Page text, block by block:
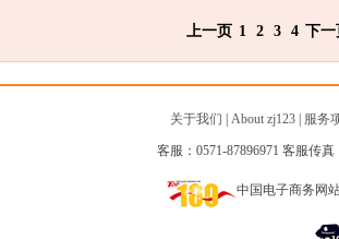
上一页 1 2 3 4 下一
关于我们 About zj123| 服务
客服：0571-87896971 客服传真
中国电子商务网